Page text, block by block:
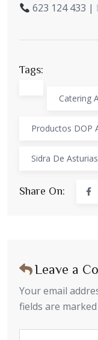
623 124 433 |
Tags:
Catering
Productos DOP
Sidra De Asturias
Share On:
Leave a
Your email
fields are